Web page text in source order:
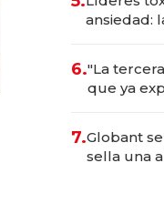
ansiedad:
6."La
que ya
7.Globant
sella una